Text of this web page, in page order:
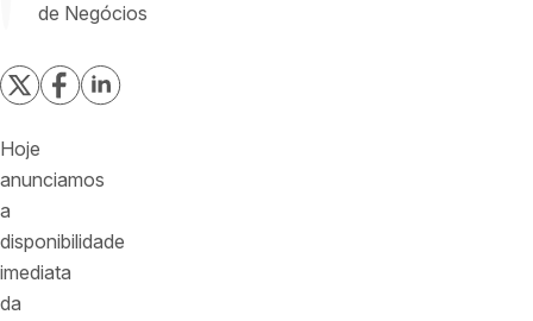
de Negócios
Hoje
anunciamos
a
disponibilidade
imediata
da